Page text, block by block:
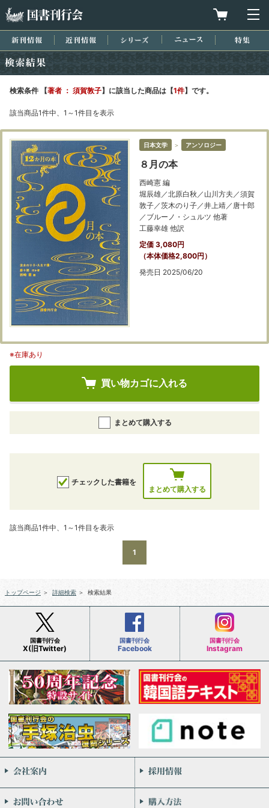
買物カゴを
新刊情報 近刊情報 シリーズ ニュース
検索条件 【著者 ： 須賀敦子】に該当した商品は【1件】です。
該当商品1件中、1～1件目を表示
日本文学 ＞ アンソロジー
８月の本
西崎憲 編
堀辰雄／北原白秋／山川方夫／須賀
敦子／茨木のり子／井上靖／唐十郎
／ブルーノ・シュルツ 他著
工藤幸雄 他訳
定価 3,080円
（本体価格2,800円）
発売日 2025/06/20
※在庫あり
買い物カゴに入れる
まとめて購入する
チェックした書籍を
まとめて購入する
該当商品1件中、1～1件目を表示
1
トップページ ＞ 詳細検索 ＞ 検索結果
国書刊行会
X(旧Twitter)
国書刊行会
Facebook
国書刊行会
Instagram
会社案内
お問い合わせ